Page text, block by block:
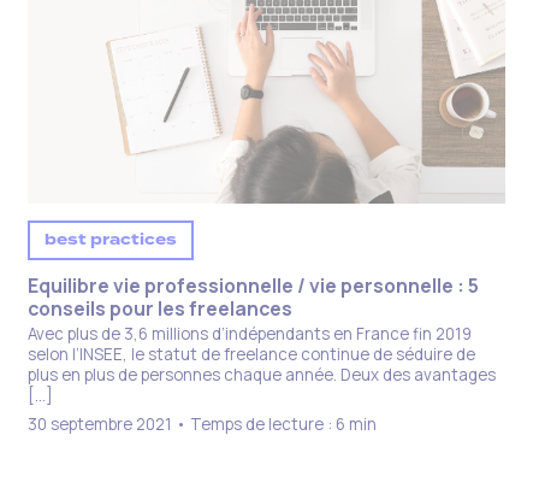
best practices
Equilibre vie professionnelle / vie personnelle : 5
conseils pour les freelances
Avec plus de 3,6 millions d’indépendants en France fin 2019
selon l’INSEE, le statut de freelance continue de séduire de
plus en plus de personnes chaque année. Deux des avantages
[…]
30 septembre 2021 • Temps de lecture : 6 min